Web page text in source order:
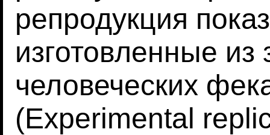
репродукция
изготовленные
человеческих
(Experimental